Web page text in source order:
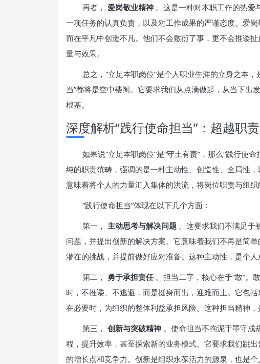
再者， 爱岗敬业精神 。这是一种对本职工作的热爱
一项任务的认真负责，以及对工作成果的严谨态度。爱
而在平凡中创造不凡。他们不会敷衍了事，更不会推诿
量与效果。
总之，“立足本职岗位”是个人职业生涯的立身之本
当”都将是空中楼阁。它要求我们从点滴做起，从当下出
根基。
深度解析“践行使命担当”：超越职
如果说“立足本职岗位”是“守土有责”，那么“践行使
纯的职责范畴，强调的是一种主动性、创造性、全局性
意味着将个人的力量汇入集体的洪流，将岗位职责与组织
“践行使命担当”体现在以下几个方面：
第一， 主动思考与解决问题 。这要求我们不满足于
问题，并提出创新的解决方案。它意味着我们不再是简
潜在的挑战，并提前做好应对准备。这种主动性，是个人
第二， 勇于承担责任 。担当二字，核心在于“敢”。
时，不推诿、不逃避，而是挺身而出，迎难而上。它包
在必要时，为组织的整体利益承担风险。这种担当精神，
第三， 创新与突破精神 。使命担当不拘泥于墨守成
程，提升效率，甚至探索新的业务模式。它要求我们跳
的增长点和竞争力。创新是组织永葆活力的源泉，也是个